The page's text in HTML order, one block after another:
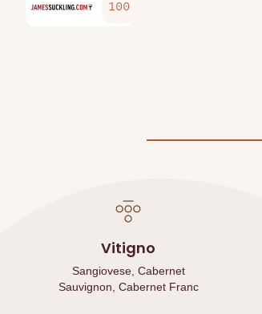
100
Vitigno
Sangiovese, Cabernet
Sauvignon, Cabernet Franc